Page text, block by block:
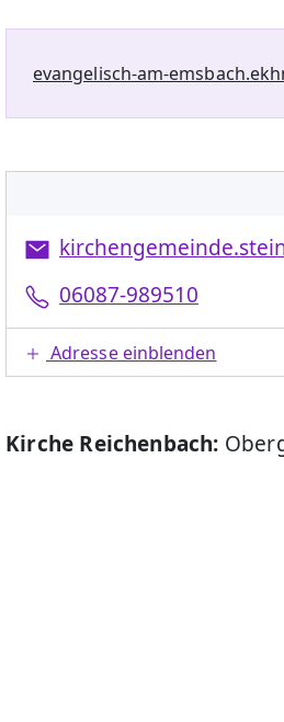
evangelisch-am-
06087-989510
Adresse einblenden
Kirche Reichenbach: